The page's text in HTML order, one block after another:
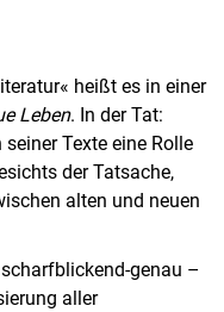
heißt es in einer
Leben. In der Tat:
Texte eine Rolle
der Tatsache,
alten und neuen
genau –
aller